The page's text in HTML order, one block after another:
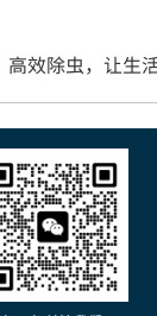
效除虫，让生